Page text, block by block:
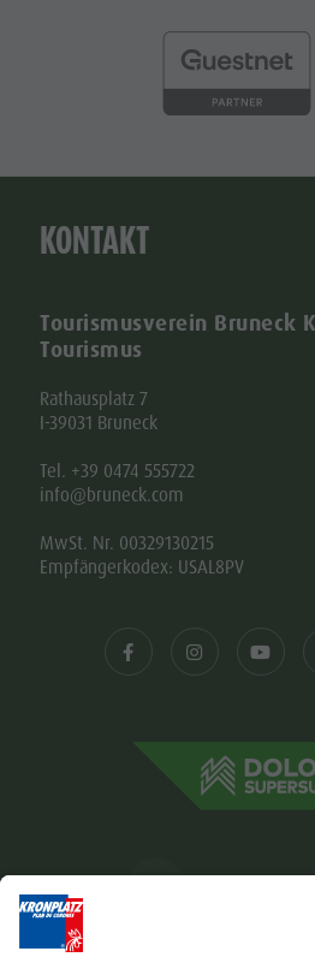
KONTAKT
Tourismusverein Bruneck
Tourismus
Rathausplatz 7
I-39031 Bruneck
Tel. +39 0474 555722
info@bruneck.com
MwSt. Nr. 00329130215
Empfängerkodex: USAL8PV